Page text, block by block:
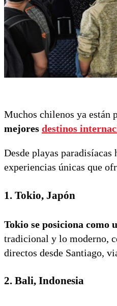
Muchos chilenos ya están
mejores destinos
Desde playas
experiencias únicas que
1. Tokio, Japón
Tokio se posiciona como
tradicional y lo moderno,
directos desde Santiago,
2. Bali, Indonesia